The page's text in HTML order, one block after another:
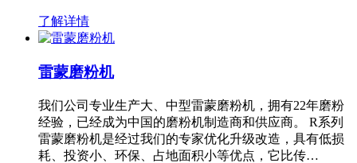
了解详情
雷蒙磨粉机
我们公司专业生产大、中型雷蒙磨粉机，拥有22年磨粉
经验，已经成为中国的磨粉机制造商和供应商。 R系列
雷蒙磨粉机是经过我们的专家优化升级改造，具有低损
耗、投资小、环保、占地面积小等优点，它比传…